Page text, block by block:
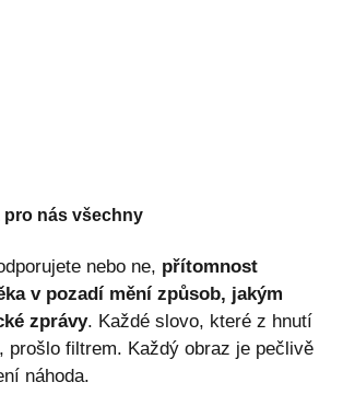
pro nás všechny
nebo ne, přítomnost
v pozadí mění způsob, jakým
zprávy. Každé slovo, které z hnutí
prošlo filtrem. Každý obraz je pečlivě
náhoda.